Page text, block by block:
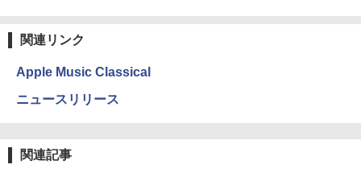
関連リンク
Apple Music Classical
ニュースリリース
関連記事